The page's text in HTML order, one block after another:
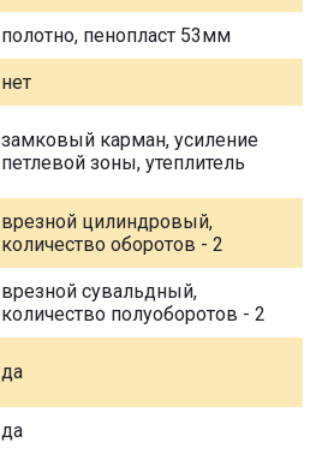
полотно, пенопласт 53мм
нет
замковый карман, усиление
петлевой зоны, утеплитель
врезной цилиндровый,
количество оборотов - 2
врезной сувальдный,
количество полуоборотов - 2
да
да